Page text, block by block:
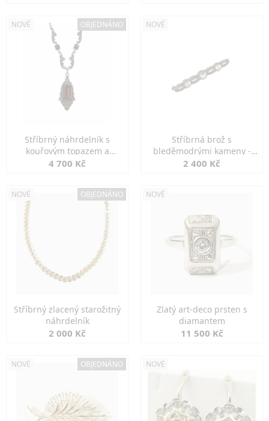
NOVÉ OBJEDNÁNO
Stříbrný náhrdelník s
kouřovým topazem a
markazity
4 700 Kč
NOVÉ
Stříbrná brož s
bleděmodrými kameny -
jemná elegance
2 400 Kč
NOVÉ OBJEDNÁNO
Stříbrný zlacený starožitný
náhrdelník
2 000 Kč
NOVÉ
Zlatý art-deco prsten s
diamantem
11 500 Kč
NOVÉ OBJEDNÁNO NOVÉ